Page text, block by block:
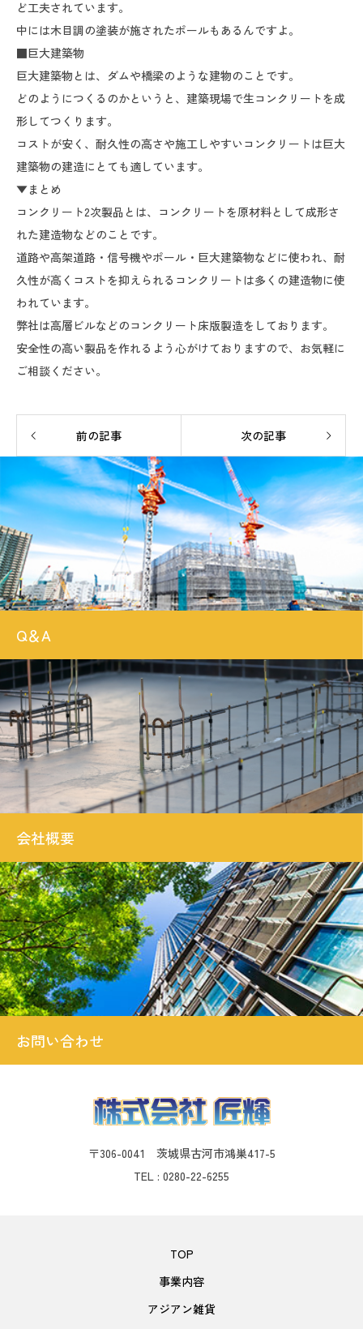
ど工夫されています。
中には木目調の塗装が施されたポールもあるんですよ。
■巨大建築物
巨大建築物とは、ダムや橋梁のような建物のことです。
どのようにつくるのかというと、建築現場で生コンクリートを成
形してつくります。
コストが安く、耐久性の高さや施工しやすいコンクリートは巨大
建築物の建造にとても適しています。
▼まとめ
コンクリート2次製品とは、コンクリートを原材料として成形さ
れた建造物などのことです。
道路や高架道路・信号機やポール・巨大建築物などに使われ、耐
久性が高くコストを抑えられるコンクリートは多くの建造物に使
われています。
弊社は高層ビルなどのコンクリート床版製造をしております。
安全性の高い製品を作れるよう心がけておりますので、お気軽に
ご相談ください。
前の記事 次の記事
Q＆A
会社概要
お問い合わせ
〒306-0041 茨城県古河市鴻巣417-5
TEL : 0280-22-6255
TOP
事業内容
アジアン雑貨